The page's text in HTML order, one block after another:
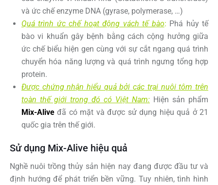
và ức chế enzyme DNA (gyrase, polymerase, …)
Quá trình ức chế hoạt động vách tế bào: Phá hủy tế
bào vi khuẩn gây bệnh bằng cách cộng hưởng giữa
ức chế biểu hiện gen cùng với sự cắt ngang quá trình
chuyển hóa năng lượng và quá trình ngưng tổng hợp
protein.
Được chứng nhận hiểu quả bởi các trại nuôi tôm trên
toàn thế giới trong đó có Việt Nam: Hiện sản phẩm
Mix-Aliveđã có mặt và được sử dụng hiệu quả ở 21
quốc gia trên thế giới.
Sử dụng Mix-Alive hiệu quả
Nghề nuôi trồng thủy sản hiện nay đang được đầu tư và
định hướng để phát triển bền vững. Tuy nhiên, tình hình